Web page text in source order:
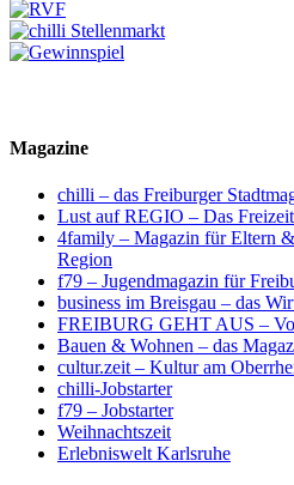
Magazine
chilli – das Freiburger
Lust auf REGIO – Das
4family – Magazin für Eltern
Region
f79 – Jugendmagazin für
business im Breisgau – das
FREIBURG GEHT AUS –
Bauen & Wohnen – das
cultur.zeit – Kultur am
chilli-Jobstarter
f79 – Jobstarter
Weihnachtszeit
Erlebniswelt Karlsruhe